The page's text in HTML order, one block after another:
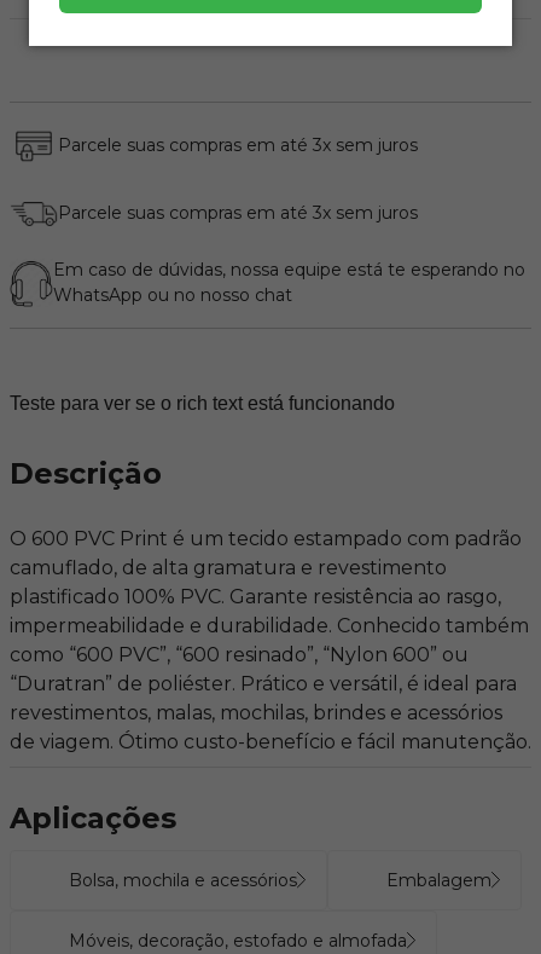
Parcele suas compras em até 3x sem juros
Parcele suas compras em até 3x sem juros
Em caso de dúvidas, nossa equipe está te esperando no
WhatsApp ou no nosso chat
Teste para ver se o rich text está funcionando
Descrição
O 600 PVC Print é um tecido estampado com padrão
camuflado, de alta gramatura e revestimento
plastificado 100% PVC. Garante resistência ao rasgo,
impermeabilidade e durabilidade. Conhecido também
como “600 PVC”, “600 resinado”, “Nylon 600” ou
“Duratran” de poliéster. Prático e versátil, é ideal para
revestimentos, malas, mochilas, brindes e acessórios
de viagem. Ótimo custo-benefício e fácil manutenção.
Aplicações
Bolsa, mochila e acessórios Embalagem
Móveis, decoração, estofado e almofada